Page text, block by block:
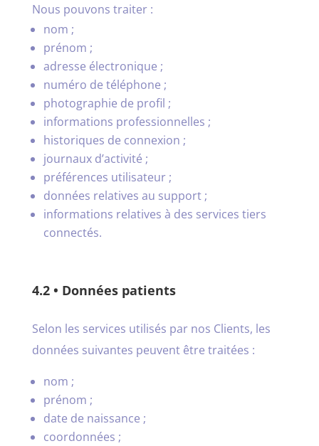
Nous pouvons traiter :
nom ;
prénom ;
adresse électronique ;
numéro de téléphone ;
photographie de profil ;
informations professionnelles ;
historiques de connexion ;
journaux d’activité ;
préférences utilisateur ;
données relatives au support ;
informations relatives à des services tiers
connectés.
4.2 • Données patients
Selon les services utilisés par nos Clients, les
données suivantes peuvent être traitées :
nom ;
prénom ;
date de naissance ;
coordonnées ;